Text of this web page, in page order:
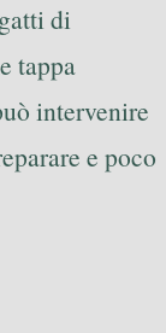
di
tappa
intervenire
e poco